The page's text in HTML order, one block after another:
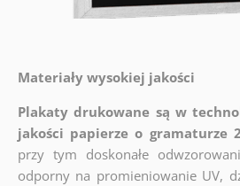
Materiały wysokiej jakości
Plakaty drukowane są w
jakości papierze o gramaturze
przy tym doskonałe
odporny na promieniowanie UV,